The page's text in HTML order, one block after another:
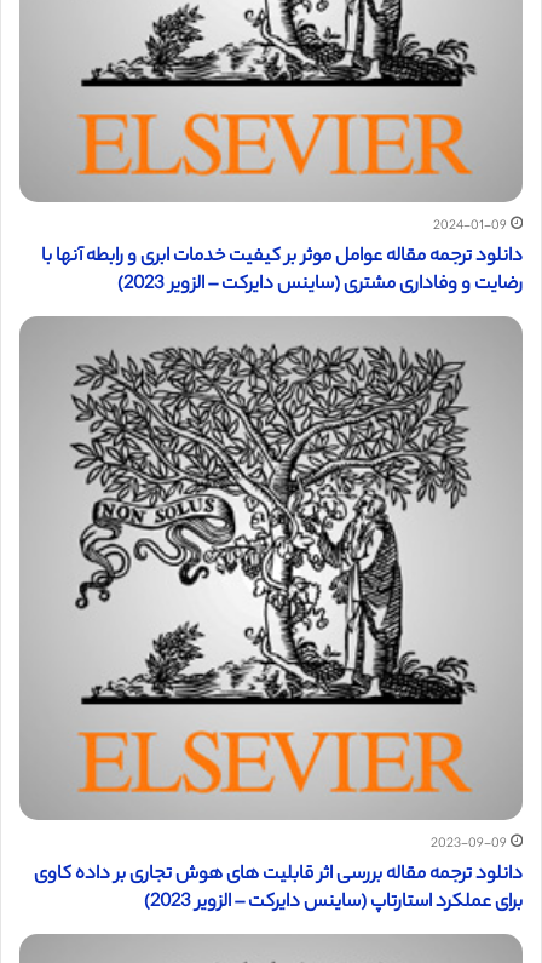
2024-01-09
دانلود ترجمه مقاله عوامل موثر بر کیفیت خدمات ابری و رابطه آنها با
رضایت و وفاداری مشتری (ساینس دایرکت – الزویر 2023)
2023-09-09
دانلود ترجمه مقاله بررسی اثر قابلیت های هوش تجاری بر داده کاوی
برای عملکرد استارتاپ (ساینس دایرکت – الزویر 2023)